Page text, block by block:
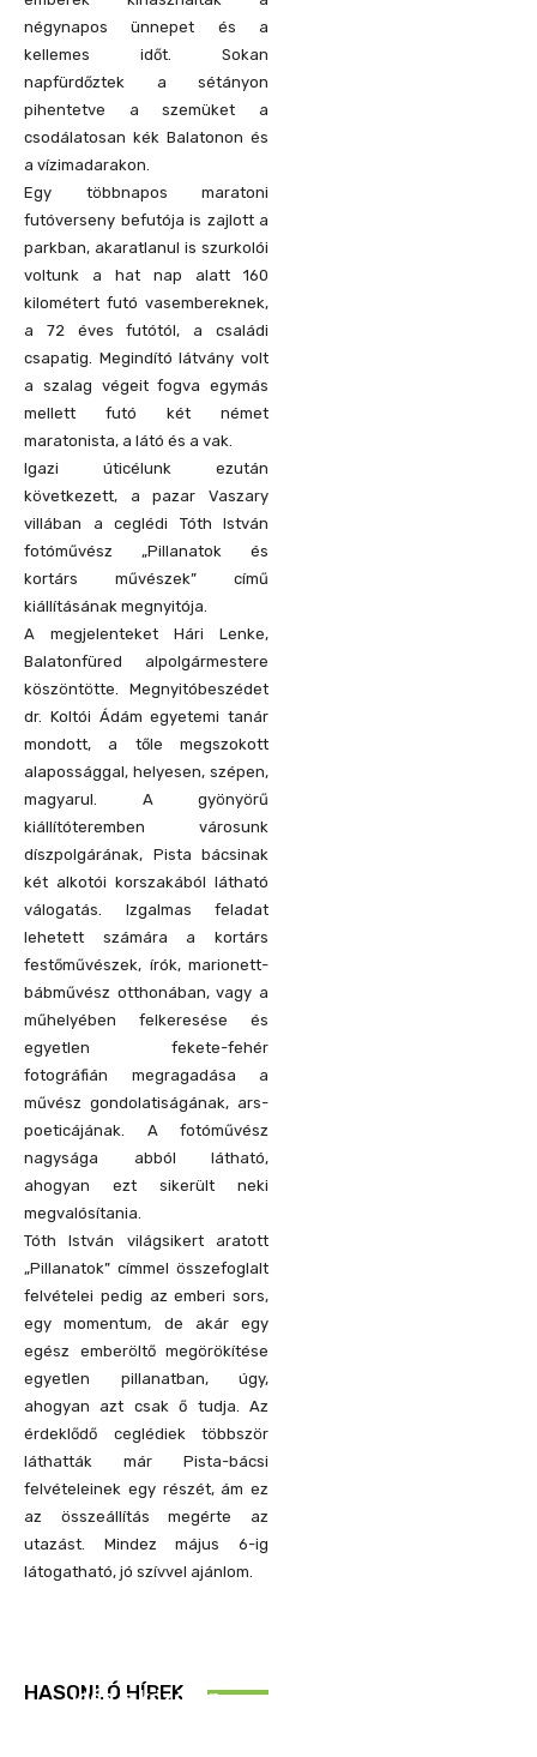
négynapos ünnepet és a
kellemes időt. Sokan
napfürdőztek a sétányon
pihentetve a szemüket a
csodálatosan kék Balatonon és
a vízimadarakon.
Egy többnapos maratoni
futóverseny befutója is zajlott a
parkban, akaratlanul is szurkolói
voltunk a hat nap alatt 160
kilométert futó vasembereknek,
a 72 éves futótól, a családi
csapatig. Megindító látvány volt
a szalag végeit fogva egymás
mellett futó két német
maratonista, a látó és a vak.
Igazi úticélunk ezután
következett, a pazar Vaszary
villában a ceglédi Tóth István
fotóművész „Pillanatok és
kortárs művészek” című
kiállításának megnyitója.
A megjelenteket Hári Lenke,
Balatonfüred alpolgármestere
köszöntötte. Megnyitóbeszédet
dr. Koltói Ádám egyetemi tanár
mondott, a tőle megszokott
alapossággal, helyesen, szépen,
magyarul. A gyönyörű
kiállítóteremben városunk
díszpolgárának, Pista bácsinak
két alkotói korszakából látható
válogatás. Izgalmas feladat
lehetett számára a kortárs
festőművészek, írók, marionett-
bábművész otthonában, vagy a
műhelyében felkeresése és
egyetlen fekete-fehér
fotográfián megragadása a
művész gondolatiságának, ars-
poeticájának. A fotóművész
nagysága abból látható,
ahogyan ezt sikerült neki
megvalósítania.
Tóth István világsikert aratott
„Pillanatok” címmel összefoglalt
felvételei pedig az emberi sors,
egy momentum, de akár egy
egész emberöltő megörökítése
egyetlen pillanatban, úgy,
ahogyan azt csak ő tudja. Az
érdeklődő ceglédiek többször
láthatták már Pista-bácsi
felvételeinek egy részét, ám ez
az összeállítás megérte az
utazást. Mindez május 6-ig
látogatható, jó szívvel ajánlom.
HASONLÓ HÍREK
Idén is közösen